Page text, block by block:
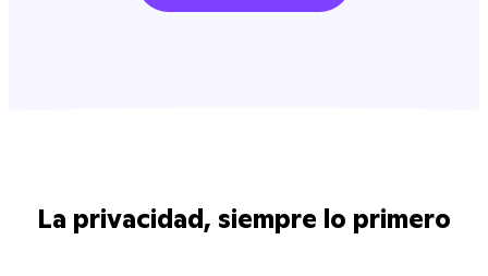
La privacidad, siempre lo primero